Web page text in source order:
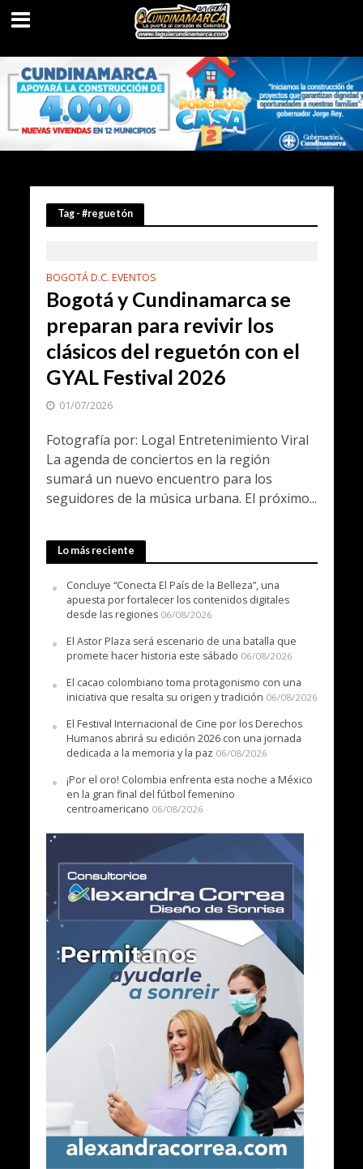
Tag - #reguetón
BOGOTÁ D.C. EVENTOS
Bogotá y Cundinamarca se
preparan para revivir los
clásicos del reguetón con el
GYAL Festival 2026
01/07/2026
Fotografía por: Logal Entretenimiento Viral
La agenda de conciertos en la región
sumará un nuevo encuentro para los
seguidores de la música urbana. El próximo...
Lo más reciente
Concluye “Conecta El País de la Belleza”, una
apuesta por fortalecer los contenidos digitales
desde las regiones 06/08/2026
El Astor Plaza será escenario de una batalla que
promete hacer historia este sábado 06/08/2026
El cacao colombiano toma protagonismo con una
iniciativa que resalta su origen y tradición 06/08/2026
El Festival Internacional de Cine por los Derechos
Humanos abrirá su edición 2026 con una jornada
dedicada a la memoria y la paz 06/08/2026
¡Por el oro! Colombia enfrenta esta noche a México
en la gran final del fútbol femenino
centroamericano 06/08/2026